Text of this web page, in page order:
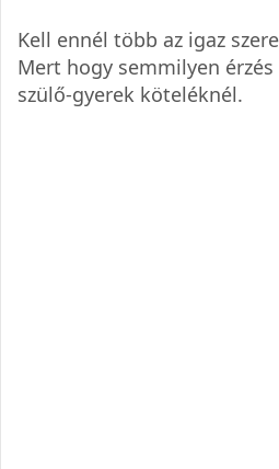
Kell ennél több az igaz
Mert hogy semmilyen
szülő-gyerek köteléknél.